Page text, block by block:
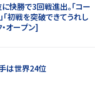
快勝で3回戦進出。「コー
「初戦を突破できてうれし
・オープン]
は世界24位